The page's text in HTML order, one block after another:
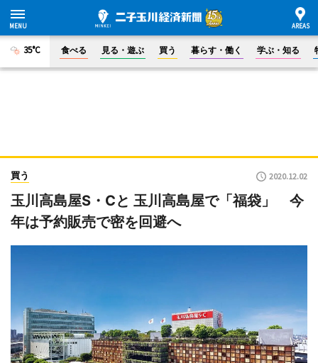
35°C 食べる 見る・遊ぶ 買う 暮らす・働く 学ぶ・知る
買う 2020.12.02
玉川高島屋S・Cと 玉川高島屋で「福袋」 今
年は予約販売で密を回避へ